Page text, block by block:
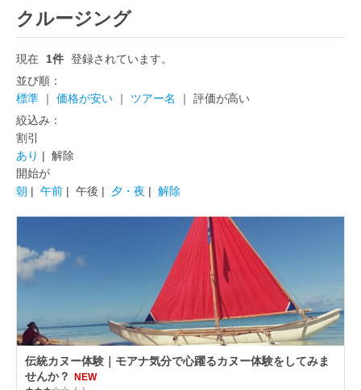
クルージング
現在 1件 登録されています。
並び順：
標準 ｜ 価格が安い ｜ ツアー名
｜ 評価が高い
絞込み：
割引
あり | 解除
開始が
朝 | 午前 | 午後 | 夕・夜 | 解除
伝統カヌー体験｜モアナ気分で心躍るカヌー体験をしてみま
せんか？
NEW